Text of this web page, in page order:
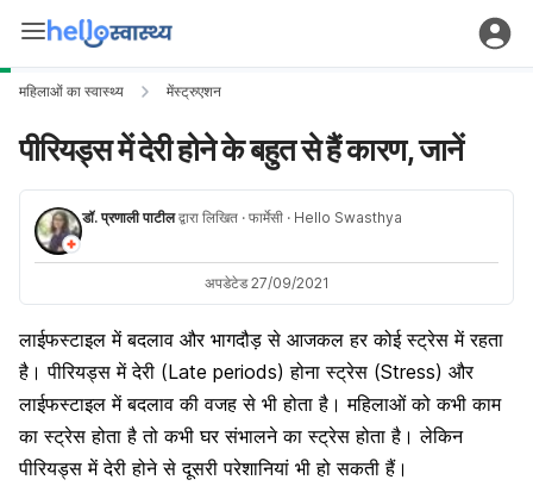
महिलाओं का स्वास्थ्य मेंस्ट्रुएशन
पीरियड्स में देरी होने के बहुत से हैं कारण, जानें
डॉ. प्रणाली पाटीलद्वारा लिखित · फार्मेसी · Hello Swasthya
अपडेटेड 27/09/2021
लाईफस्टाइल में बदलाव और भागदौड़ से आजकल हर कोईस्ट्रेस में रहता
है। पीरियड्स में देरी (Late periods) होना स्ट्रेस (Stress) और
लाईफस्टाइल में बदलाव की वजह से भी होता है। महिलाओं को कभी काम
का स्ट्रेस होता है तो कभी घर संभालने का स्ट्रेस होता है। लेकिन
पीरियड्स में देरी होने से दूसरी परेशानियां भी हो सकती हैं।